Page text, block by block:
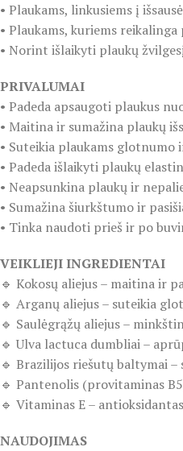
• Plaukams, linkusiems į
• Plaukams, kuriems
• Norint išlaikyti plaukų
PRIVALUMAI
• Padeda apsaugoti plaukus
• Maitina ir sumažina plaukų
• Suteikia plaukams glotnumo
• Padeda išlaikyti plaukų
• Neapsunkina plaukų ir
• Sumažina šiurkštumo ir
• Tinka naudoti prieš ir po
VEIKLIEJI INGREDIENTAI
🔹 Kokosų aliejus – maitina ir
🔹 Arganų aliejus – suteikia
🔹 Saulėgrąžų aliejus –
🔹 Ulva lactuca dumbliai –
🔹 Brazilijos riešutų baltymai
🔹 Pantenolis (provitaminas
🔹 Vitaminas E –
NAUDOJIMAS